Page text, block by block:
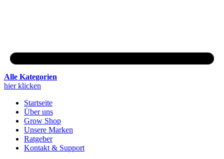
Alle Kategorien
hier klicken
Startseite
Über uns
Grow Shop
Unsere Marken
Ratgeber
Kontakt & Support